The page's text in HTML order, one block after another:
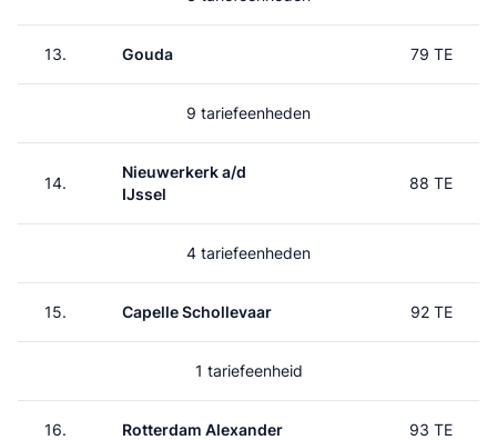
13. Gouda 79 TE
9 tariefeenheden
14.
Nieuwerkerk a/d
IJssel
88 TE
4 tariefeenheden
15. Capelle Schollevaar 92 TE
1 tariefeenheid
16. Rotterdam Alexander 93 TE